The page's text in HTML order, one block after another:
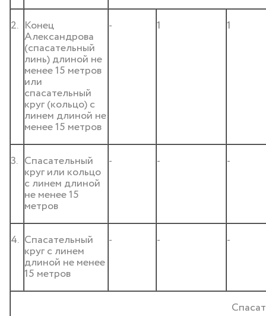
2. Конец
Александрова
(спасательный
линь) длиной не
менее 15 метров
или
спасательный
круг (кольцо) с
линем длиной не
менее 15 метров
- 1 1
3. Спасательный
круг или кольцо
с линем длиной
не менее 15
метров
- - -
4. Спасательный
круг с линем
длиной не менее
15 метров
- - -